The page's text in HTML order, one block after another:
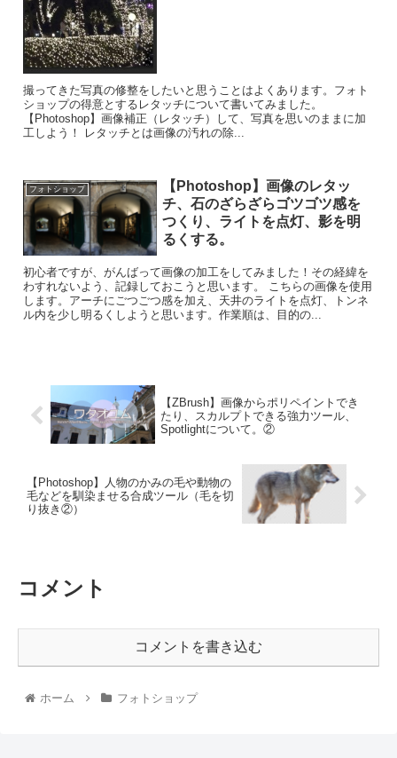
撮ってきた写真の修整をしたいと思うことはよくあります。フォト
ショップの得意とするレタッチについて書いてみました。
【Photoshop】画像補正（レタッチ）して、写真を思いのままに加
工しよう！ レタッチとは画像の汚れの除...
フォトショップ
【Photoshop】画像のレタッ
チ、石のざらざらゴツゴツ感を
つくり、ライトを点灯、影を明
るくする。
初心者ですが、がんばって画像の加工をしてみました！その経緯を
わすれないよう、記録しておこうと思います。 こちらの画像を使用
します。アーチにごつごつ感を加え、天井のライトを点灯、トンネ
ル内を少し明るくしようと思います。作業順は、目的の...
【ZBrush】画像からポリペイントでき
たり、スカルプトできる強力ツール、
Spotlightについて。②
【Photoshop】人物のかみの毛や動物の
毛などを馴染ませる合成ツール（毛を切
り抜き②）
コメント
コメントを書き込む
ホーム フォトショップ